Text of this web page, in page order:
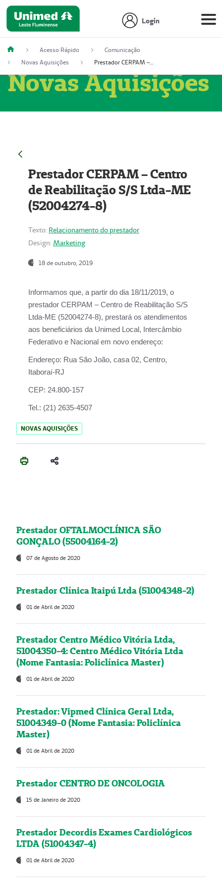
Login
Acesso Rápido
Comunicação
Novas Aquisições
Prestador CERPAM – Centro de Reabilitação S/S Ltda-ME (52004274-8)
Novas Aquisições
Prestador CERPAM – Centro
de Reabilitação S/S Ltda-ME
(52004274-8)
Texto: Relacionamento do prestador
Design: Marketing
18 de outubro, 2019
Informamos que, a partir do dia 18/11/2019, o
prestador CERPAM – Centro de Reabilitação S/S
Ltda-ME (52004274-8), prestará os atendimentos
aos beneficiários da Unimed Local, Intercâmbio
Federativo e Nacional em novo endereço:
Endereço: Rua São João, casa 02, Centro,
Itaboraí-RJ
CEP: 24.800-157
Tel.: (21) 2635-4507
NOVAS AQUISIÇÕES
Prestador OFTALMOCLÍNICA SÃO
GONÇALO (55004164-2)
07 de Agosto de 2020
Prestador Clínica Itaipú Ltda (51004348-2)
01 de Abril de 2020
Prestador Centro Médico Vitória Ltda,
51004350-4: Centro Médico Vitória Ltda
(Nome Fantasia: Policlínica Master)
01 de Abril de 2020
Prestador: Vipmed Clínica Geral Ltda,
51004349-0 (Nome Fantasia: Policlínica
Master)
01 de Abril de 2020
Prestador CENTRO DE ONCOLOGIA
15 de Janeiro de 2020
Prestador Decordis Exames Cardiológicos
LTDA (51004347-4)
01 de Abril de 2020